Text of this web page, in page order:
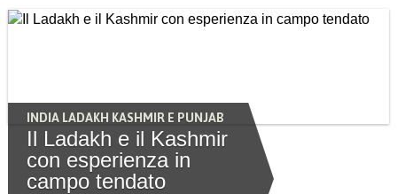
INDIA LADAKH KASHMIR E PUNJAB
Il Ladakh e il Kashmir
con esperienza in
campo tendato